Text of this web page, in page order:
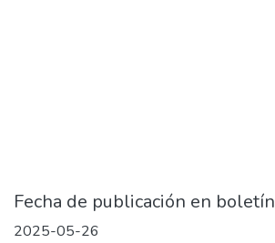
Fecha de publicación en boletín
2025-05-26